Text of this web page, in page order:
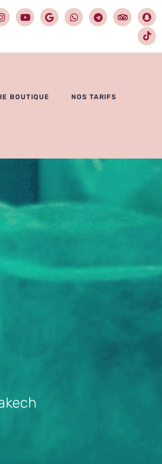
BOUTIQUE
NOS TARIFS